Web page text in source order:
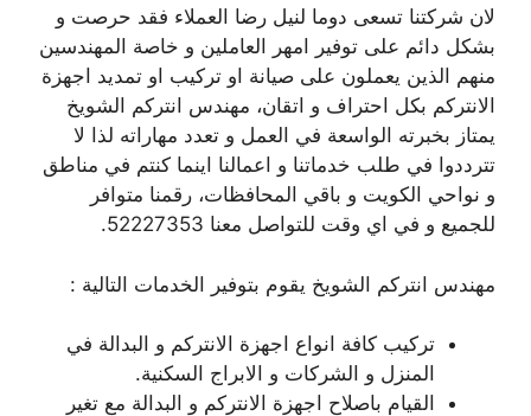
لان شركتنا تسعى دوما لنيل رضا العملاء فقد حرصت و
بشكل دائم على توفير امهر العاملين و خاصة المهندسين
منهم الذين يعملون على صيانة او تركيب او تمديد اجهزة
الانتركم بكل احتراف و اتقان، مهندس انتركم الشويخ
يمتاز بخبرته الواسعة في العمل و تعدد مهاراته لذا لا
تترددوا في طلب خدماتنا و اعمالنا اينما كنتم في مناطق
و نواحي الكويت و باقي المحافظات، رقمنا متوافر
للجميع و في اي وقت للتواصل معنا 52227353.
مهندس انتركم الشويخ يقوم بتوفير الخدمات التالية :
تركيب كافة انواع اجهزة الانتركم و البدالة في
المنزل و الشركات و الابراج السكنية.
القيام باصلاح اجهزة الانتركم و البدالة مع تغير